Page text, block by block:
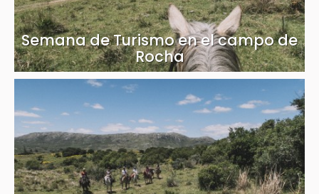
Semana de Turismo en el campo de
Rocha